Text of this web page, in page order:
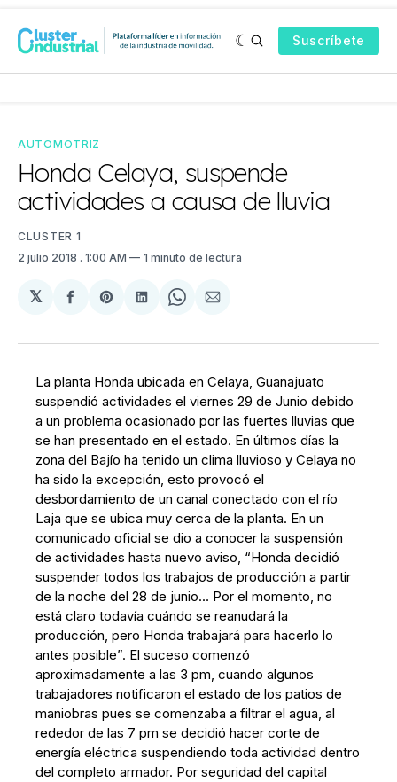
Suscríbete
AUTOMOTRIZ
Honda Celaya, suspende
actividades a causa de lluvia
CLUSTER 1
2 julio 2018 . 1:00 AM 1 minuto de lectura
𝕏
Compartir
Facebook
Share
Pinterest
Compartir
LinkedIn
Share
WhatsApp
Compartir
Email
La planta Honda ubicada en Celaya, Guanajuato
suspendió actividades el viernes 29 de Junio debido
a un problema ocasionado por las fuertes lluvias que
se han presentado en el estado. En últimos días la
zona del Bajío ha tenido un clima lluvioso y Celaya no
ha sido la excepción, esto provocó el
desbordamiento de un canal conectado con el río
Laja que se ubica muy cerca de la planta. En un
comunicado oficial se dio a conocer la suspensión
de actividades hasta nuevo aviso, “Honda decidió
suspender todos los trabajos de producción a partir
de la noche del 28 de junio… Por el momento, no
está claro todavía cuándo se reanudará la
producción, pero Honda trabajará para hacerlo lo
antes posible”. El suceso comenzó
aproximadamente a las 3 pm, cuando algunos
trabajadores notificaron el estado de los patios de
maniobras pues se comenzaba a filtrar el agua, al
rededor de las 7 pm se decidió hacer corte de
energía eléctrica suspendiendo toda actividad dentro
del completo armador. Por seguridad del capital